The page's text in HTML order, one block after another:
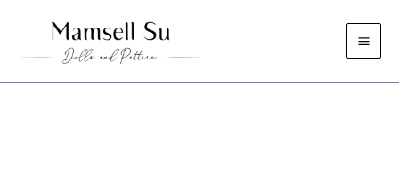
content